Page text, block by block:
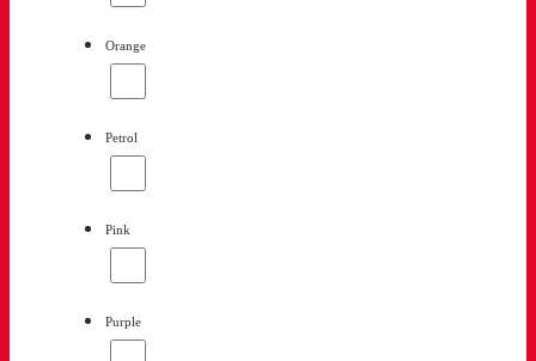
Orange
Petrol
Pink
Purple